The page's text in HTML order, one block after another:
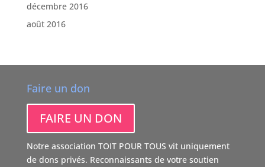
décembre 2016
août 2016
Faire un don
FAIRE UN DON
Notre association TOIT POUR TOUS vit uniquement
de dons privés. Reconnaissants de votre soutien